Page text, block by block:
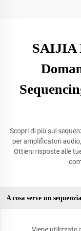
SAIJIA
Scopri di più sul
per amplificatori
Ottieni risposte alle
A cosa serve un